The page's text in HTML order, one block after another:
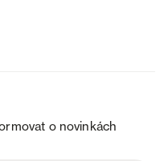
o novinkách